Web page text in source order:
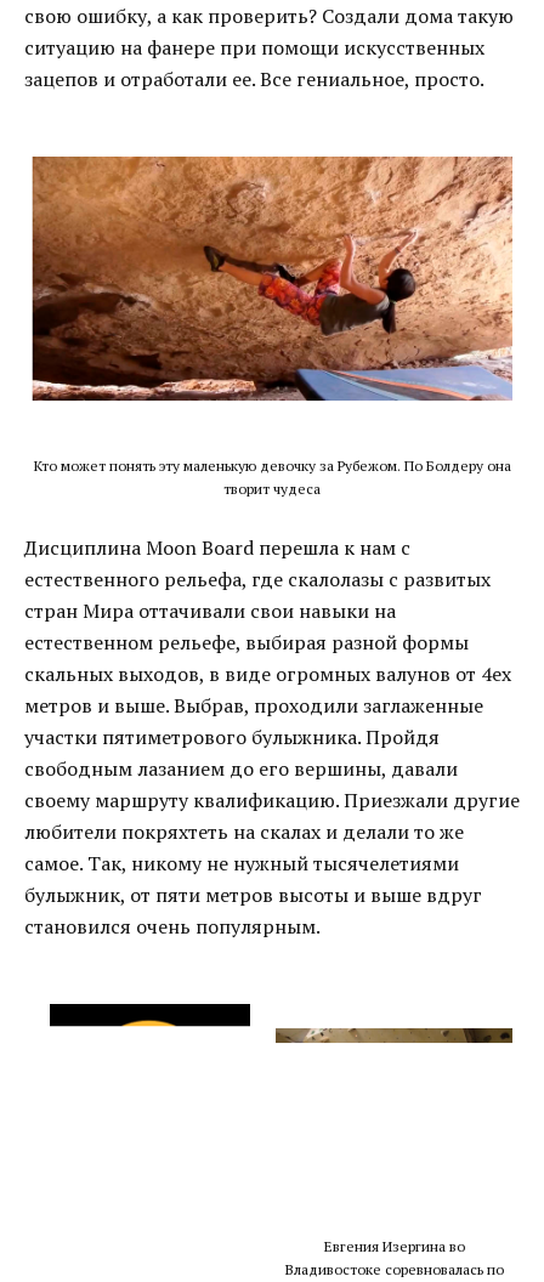
свою ошибку, а как проверить? Создали дома такую
ситуацию на фанере при помощи искусственных
зацепов и отработали ее. Все гениальное, просто.
Кто может понять эту маленькую девочку за Рубежом. По Болдеру она
творит чудеса
Дисциплина Moon Board перешла к нам с
естественного рельефа, где скалолазы с развитых
стран Мира оттачивали свои навыки на
естественном рельефе, выбирая разной формы
скальных выходов, в виде огромных валунов от 4ех
метров и выше. Выбрав, проходили заглаженные
участки пятиметрового булыжника. Пройдя
свободным лазанием до его вершины, давали
своему маршруту квалификацию. Приезжали другие
любители покряхтеть на скалах и делали то же
самое. Так, никому не нужный тысячелетиями
булыжник, от пяти метров высоты и выше вдруг
становился очень популярным.
Евгения Изергина во
Владивостоке соревновалась по